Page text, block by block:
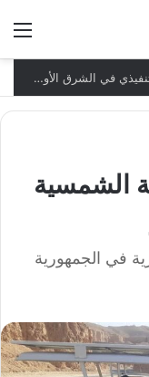
أنكوش أرورا ضمن قائمة أقوى 100 رئيس تنفيذي في الشرق الأوسط لعام 2026
الشمسية
في الجمهورية